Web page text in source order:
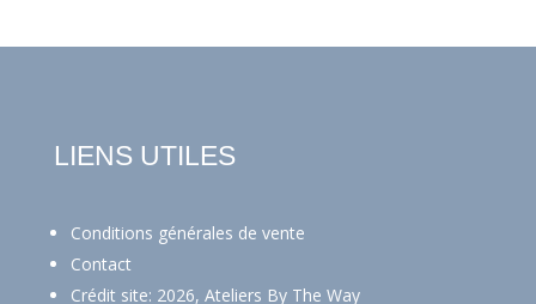
LIENS UTILES
Conditions générales de vente
Contact
Crédit site: 2026, Ateliers By The Way